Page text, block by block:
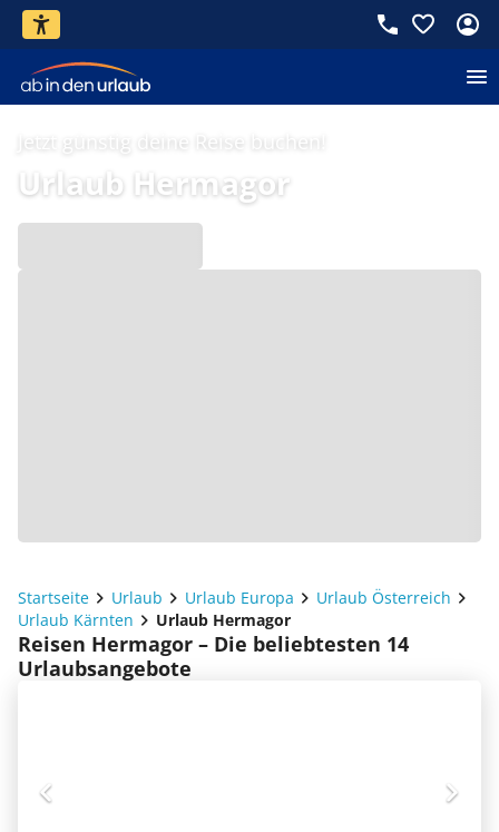
Jetzt günstig deine Reise buchen!
Urlaub Hermagor
Startseite Urlaub Urlaub Europa
Urlaub Österreich
Urlaub Kärnten
Urlaub Hermagor
Reisen Hermagor – Die beliebtesten 14
Urlaubsangebote